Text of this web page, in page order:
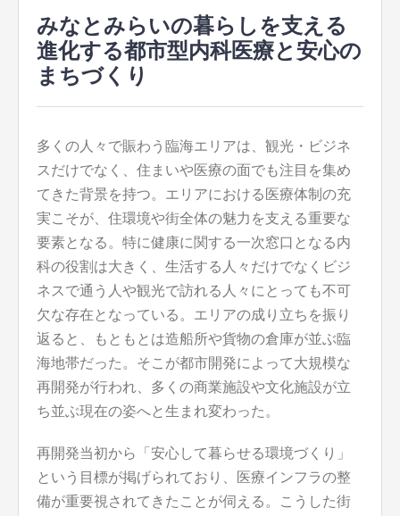
みなとみらいの暮らしを支える
進化する都市型内科医療と安心の
まちづくり
多くの人々で賑わう臨海エリアは、観光・ビジネ
スだけでなく、住まいや医療の面でも注目を集め
てきた背景を持つ。 エリアにおける医療体制の充
実こそが、住環境や街全体の魅力を支える重要な
要素となる。特に健康に関する一次窓口となる内
科の役割は大きく、生活する人々だけでなくビジ
ネスで通う人や観光で訪れる人々にとっても不可
欠な存在となっている。エリアの成り立ちを振り
返ると、もともとは造船所や貨物の倉庫が並ぶ臨
海地帯だった。そこが都市開発によって大規模な
再開発が行われ、多くの商業施設や文化施設が立
ち並ぶ現在の姿へと生まれ変わった。
再開発当初から「安心して暮らせる環境づくり」
という目標が掲げられており、医療インフラの整
備が重要視されてきたことが伺える。こうした街